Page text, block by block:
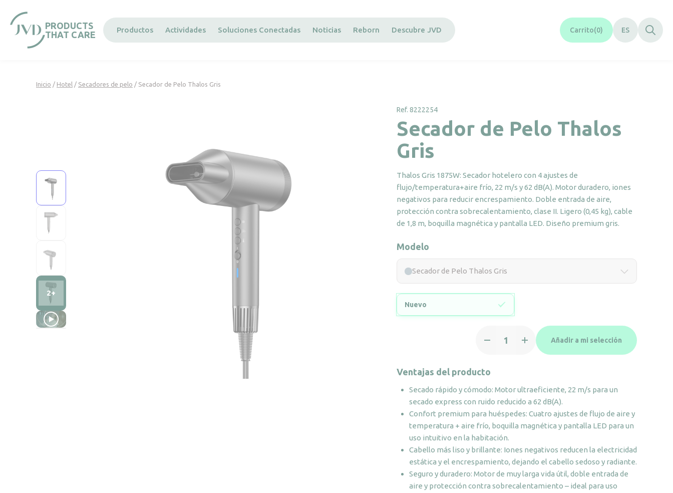
PRODUCTS
THAT CARE
Productos Actividades Soluciones Conectadas Noticias Reborn Descubre JVD Carrito 0 ES
Inicio / Hotel / Secadores de pelo / Secador de Pelo Thalos Gris
2+
Vista 3D
Ref. 8222254
Secador de Pelo Thalos
Gris
Thalos Gris 1875W: Secador hotelero con 4 ajustes de
flujo/temperatura+aire frío, 22 m/s y 62 dB(A). Motor duradero, iones
negativos para reducir encrespamiento. Doble entrada de aire,
protección contra sobrecalentamiento, clase II. Ligero (0,45 kg), cable
de 1,8 m, boquilla magnética y pantalla LED. Diseño premium gris.
Modelo
Secador de Pelo Thalos Gris
Nuevo
Thalos
cantidad
Añadir a mi selección
Ventajas del producto
Secado rápido y cómodo: Motor ultraeficiente, 22 m/s para un
secado express con ruido reducido a 62 dB(A).
Confort premium para huéspedes: Cuatro ajustes de flujo de aire y
temperatura + aire frío, boquilla magnética y pantalla LED para un
uso intuitivo en la habitación.
Cabello más liso y brillante: Iones negativos reducen la electricidad
estática y el encrespamiento, dejando el cabello sedoso y radiante.
Seguro y duradero: Motor de muy larga vida útil, doble entrada de
aire y protección contra sobrecalentamiento – ideal para uso